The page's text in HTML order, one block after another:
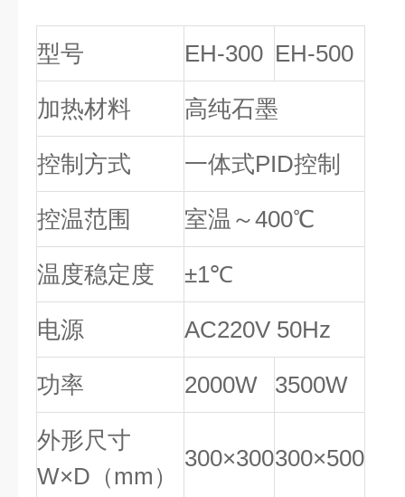
型号 EH-300 EH-500
加热材料 高纯石墨
控制方式 一体式PID控制
控温范围 室温～400℃
温度稳定度 ±1℃
电源 AC220V 50Hz
功率 2000W 3500W
外形尺寸
W×D（mm）
300×300300×500